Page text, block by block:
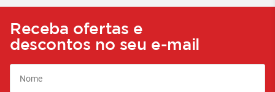
Receba ofertas e
descontos no seu e-mail